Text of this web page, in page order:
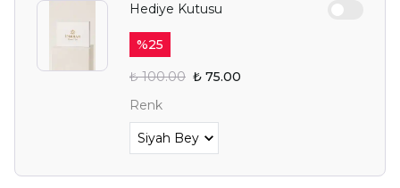
Hediye Kutusu
%25
₺ 100.00 ₺ 75.00
Renk